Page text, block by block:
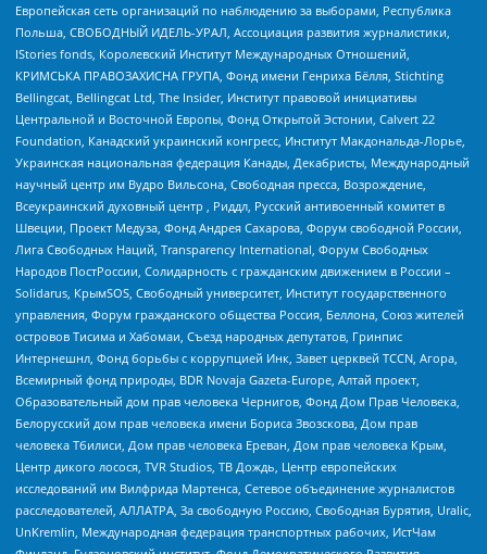
Европейская сеть организаций по наблюдению за выборами, Республика
Польша, СВОБОДНЫЙ ИДЕЛЬ-УРАЛ, Ассоциация развития журналистики,
IStories fonds, Королевский Институт Международных Отношений,
КРИМСЬКА ПРАВОЗАХИСНА ГРУПА, Фонд имени Генриха Бёлля, Stichting
Bellingcat, Bellingcat Ltd, The Insider, Институт правовой инициативы
Центральной и Восточной Европы, Фонд Открытой Эстонии, Calvert 22
Foundation, Канадский украинский конгресс, Институт Макдональда-Лорье,
Украинская национальная федерация Канады, Декабристы, Международный
научный центр им Вудро Вильсона, Свободная пресса, Возрождение,
Всеукраинский духовный центр , Риддл, Русский антивоенный комитет в
Швеции, Проект Медуза, Фонд Андрея Сахарова, Форум свободной России,
Лига Свободных Наций, Transparеncy International, Форум Свободных
Народов ПостРоссии, Солидарность с гражданским движением в России –
Solidarus, КрымSOS, Свободный университет, Институт государственного
управления, Форум гражданского общества Россия, Беллона, Союз жителей
островов Тисима и Хабомаи, Съезд народных депутатов, Гринпис
Интернешнл, Фонд борьбы с коррупцией Инк, Завет церквей TCCN, Агора,
Всемирный фонд природы, BDR Novaja Gazeta-Europe, Алтай проект,
Образовательный дом прав человека Чернигов, Фонд Дом Прав Человека,
Белорусский дом прав человека имени Бориса Звозскова, Дом прав
человека Тбилиси, Дом прав человека Ереван, Дом прав человека Крым,
Центр дикого лосося, TVR Studios, ТВ Дождь, Центр европейских
исследований им Вилфрида Мартенса, Сетевое объединение журналистов
расследователей, АЛЛАТРА, За свободную Россию, Свободная Бурятия, Uralic,
UnKremlin, Международная федерация транспортных рабочих, ИстЧам